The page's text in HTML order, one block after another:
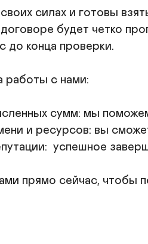
силах и готовы
будет четко
до конца проверки.
работы с нами:
сумм: мы
и ресурсов: вы
успешное
прямо сейчас, чтобы